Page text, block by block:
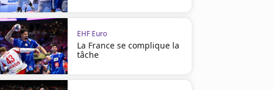
EHF Euro
La France se complique la
tâche